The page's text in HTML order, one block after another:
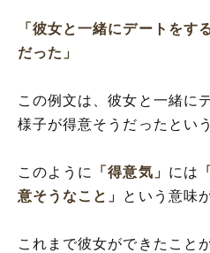
「彼女と一緒にデートをす
だった」
この例文は、彼女と一緒に
様子が得意そうだったとい
このように 「得意気」 には
意そうなこと」 という意味
これまで彼女ができたこと